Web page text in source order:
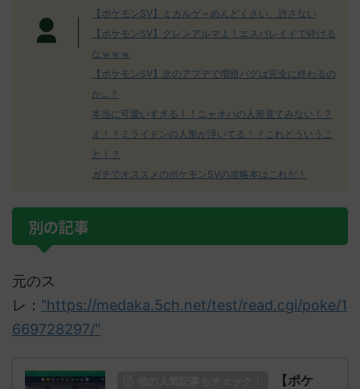
【ポケモンSV】ミカルゲ＝めんどくさい、許さない
【ポケモンSV】グレンアルマよ！エスバレイドで砕ける
なｗｗｗ
【ポケモンSV】次のアプデで増殖バグは完全に終わるの
か…？
本当に可愛いすぎる！！ニャオハの人形見てみない！？
え！？ミライドンの人形が浮いてる！？これどういうこ
と！？
ガチでオススメのポケモンSVの攻略本はこれだ！
別の記事
元のス
レ： "https://medaka.5ch.net/test/read.cgi/poke/1
669728297/"
【ポケ